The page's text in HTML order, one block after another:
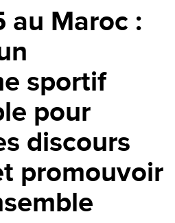
au Maroc :
sportif
pour
discours
promouvoir